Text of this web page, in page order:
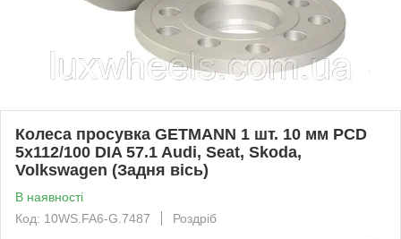
Колеса просувка GETMANN 1 шт. 10 мм PCD
5x112/100 DIA 57.1 Audi, Seat, Skoda,
Volkswagen (Задня вісь)
В наявності
Код: 10WS.FA6-G.7487
Роздріб